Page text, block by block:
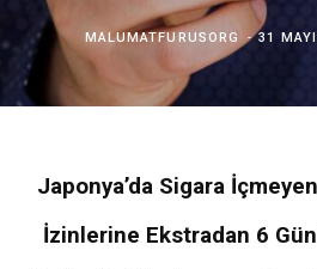
MALUMATFURUSORG 31
Japonya’da Sigara İçmeyen
İzinlerine Ekstradan 6